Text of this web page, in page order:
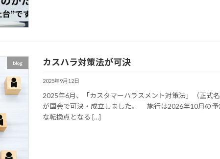
blog カスハラ対策法が可決
2025年9月12日
2025年6月、「カスタマーハラスメント対策法」（正式
が国会で可決・成立しました。 施行は2026年10月の予
な転換点となる […]